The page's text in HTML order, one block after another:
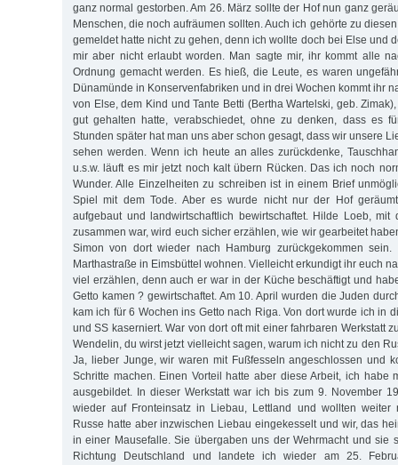
ganz normal gestorben. Am 26. März sollte der Hof nun ganz
Menschen, die noch aufräumen sollten. Auch ich gehörte zu
gemeldet hatte nicht zu gehen, denn ich wollte doch bei Else und
mir aber nicht erlaubt worden. Man sagte mir, ihr kommt alle
Ordnung gemacht werden. Es hieß, die Leute, es waren
Dünamünde in Konservenfabriken und in drei Wochen kommt ihr
von Else, dem Kind und Tante Betti (Bertha Wartelski, geb.
gut gehalten hatte, verabschiedet, ohne zu denken, dass es
Stunden später hat man uns aber schon gesagt, dass wir unsere
sehen werden. Wenn ich heute an alles zurückdenke,
u.s.w. läuft es mir jetzt noch kalt übern Rücken. Das ich noch
Wunder. Alle Einzelheiten zu schreiben ist in einem Brief
Spiel mit dem Tode. Aber es wurde nicht nur der Hof
aufgebaut und landwirtschaftlich bewirtschaftet. Hilde Loeb,
zusammen war, wird euch sicher erzählen, wie wir gearbeitet
Simon von dort wieder nach Hamburg zurückgekommen
Marthastraße in Eimsbüttel wohnen. Vielleicht erkundigt ihr euch
viel erzählen, denn auch er war in der Küche beschäftigt und
Getto kamen ? gewirtschaftet. Am 10. April wurden die Juden
kam ich für 6 Wochen ins Getto nach Riga. Von dort wurde ich in
und SS kaserniert. War von dort oft mit einer fahrbaren Werkstatt
Wendelin, du wirst jetzt vielleicht sagen, warum ich nicht zu den
Ja, lieber Junge, wir waren mit Fußfesseln angeschlossen und
Schritte machen. Einen Vorteil hatte aber diese Arbeit, ich habe
ausgebildet. In dieser Werkstatt war ich bis zum 9. November
wieder auf Fronteinsatz in Liebau, Lettland und wollten weiter
Russe hatte aber inzwischen Liebau eingekesselt und wir, das
in einer Mausefalle. Sie übergaben uns der Wehrmacht und sie
Richtung Deutschland und landete ich wieder am 25.